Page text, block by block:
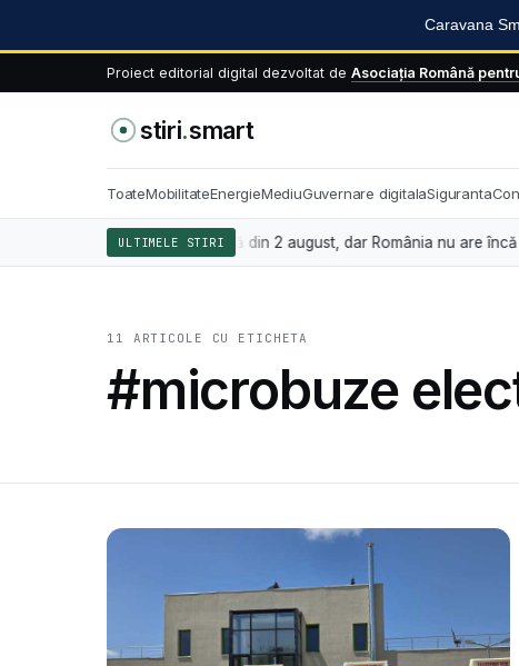
Caravana
Proiect editorial digital dezvoltat de Asociația Română
stiri.smart
ToateMobilitateEnergieMediuGuvernare digitalaSiguranta
ULTIMELE STIRI
artificială se aplică din 2 august, dar România nu are încă legea
11 ARTICOLE CU ETICHETA
#microbuze